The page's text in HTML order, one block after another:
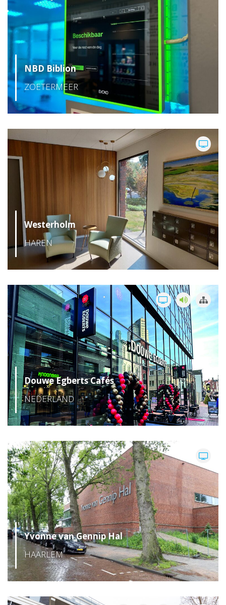
NBD Biblion
ZOETERMEER
Westerholm
HAREN
Douwe Egberts Cafés
NEDERLAND
Yvonne van Gennip Hal
HAARLEM